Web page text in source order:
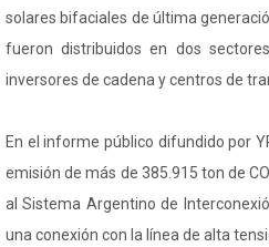
solares bifaciales de última
fueron distribuidos en dos
inversores de cadena y centros de
En el informe público difundido por
emisión de más de 385.915 ton de
al Sistema Argentino de
una conexión con la línea de alta